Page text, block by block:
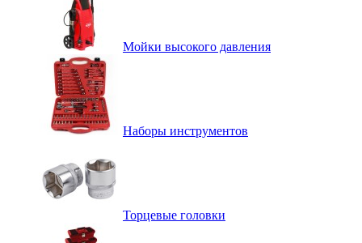
Мойки высокого давления
Наборы инструментов
Торцевые головки